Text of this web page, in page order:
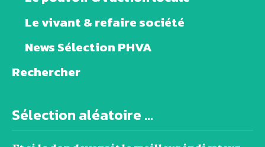
Le vivant & refaire société
News Sélection PHVA
Rechercher
Sélection aléatoire ...